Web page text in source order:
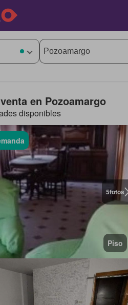
en Pozoamargo
disponibles
5fotos
Piso